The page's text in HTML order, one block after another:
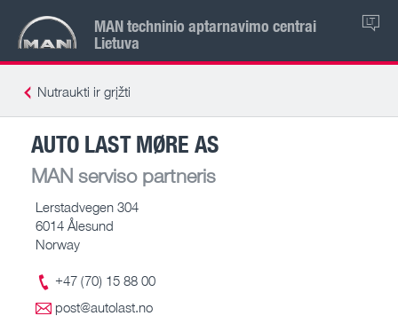
MAN techninio aptarnavimo centrai
Lietuva
LT
Nutraukti ir grįžti
AUTO LAST MØRE AS
MAN serviso partneris
Lerstadvegen 304
6014 Ålesund
Norway
+47 (70) 15 88 00
post@autolast.no